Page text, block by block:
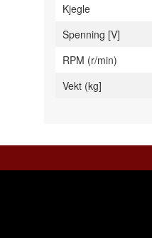
Kjegle
Spenning [V]
RPM (r/min)
Vekt (kg]